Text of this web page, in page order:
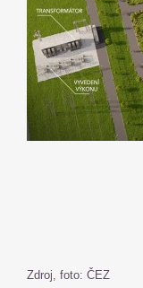
Zdroj, foto: ČEZ